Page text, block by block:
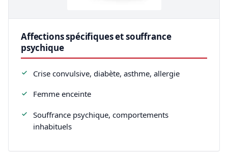
Affections spécifiques et souffrance
psychique
Crise convulsive, diabète, asthme, allergie
Femme enceinte
Souffrance psychique, comportements
inhabituels